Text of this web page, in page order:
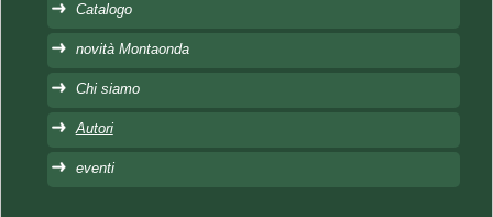
Catalogo
novità Montaonda
Chi siamo
Autori
eventi